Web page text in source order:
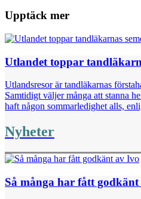
Upptäck mer
Utlandet toppar
Utlandsresor är tandläkarnas
Samtidigt väljer många att stanna
haft någon sommarledighet alls,
Nyheter
Så många har fått